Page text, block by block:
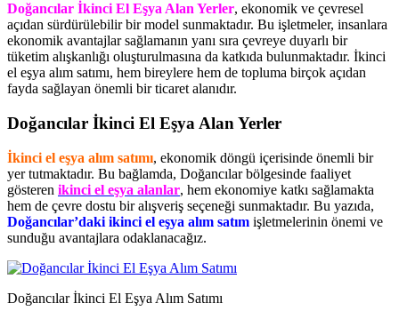
Doğancılar İkinci El Eşya Alan Yerler, ekonomik ve çevresel
açıdan sürdürülebilir bir model sunmaktadır. Bu işletmeler, insanlara
ekonomik avantajlar sağlamanın yanı sıra çevreye duyarlı bir
tüketim alışkanlığı oluşturulmasına da katkıda bulunmaktadır. İkinci
el eşya alım satımı, hem bireylere hem de topluma birçok açıdan
fayda sağlayan önemli bir ticaret alanıdır.
Doğancılar İkinci El Eşya Alan Yerler
İkinci el eşya alım satımı, ekonomik döngü içerisinde önemli bir
yer tutmaktadır. Bu bağlamda, Doğancılar bölgesinde faaliyet
gösteren ikinci el eşya alanlar, hem ekonomiye katkı sağlamakta
hem de çevre dostu bir alışveriş seçeneği sunmaktadır. Bu yazıda,
Doğancılar’daki ikinci el eşya alım satım işletmelerinin önemi ve
sunduğu avantajlara odaklanacağız.
Doğancılar İkinci El Eşya Alım Satımı